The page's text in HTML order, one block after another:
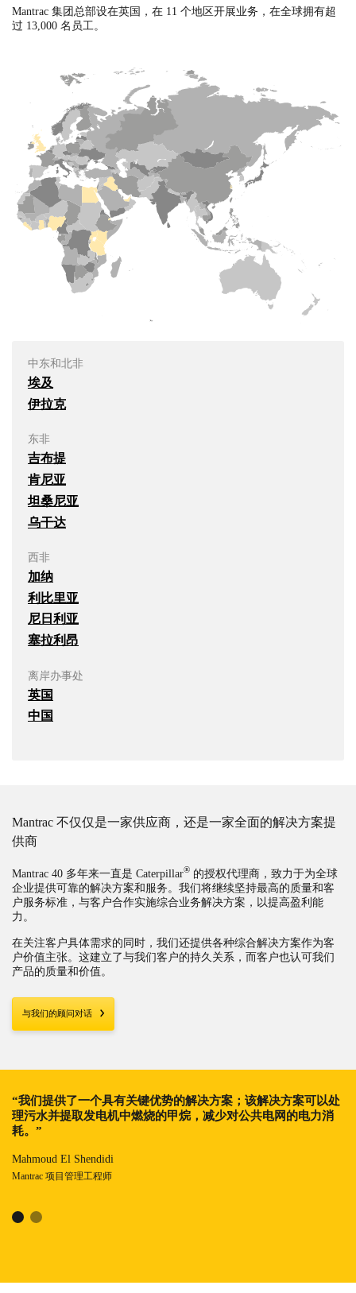
Mantrac 集团总部设在英国，在 11 个地区开展业务，在全球拥有超
过 13,000 名员工。
中东和北非
埃及
伊拉克
东非
吉布提
肯尼亚
坦桑尼亚
乌干达
西非
加纳
利比里亚
尼日利亚
塞拉利昂
离岸办事处
英国
中国
Mantrac 不仅仅是一家供应商，还是一家全面的解决方案提
供商
Mantrac 40 多年来一直是 Caterpillar® 的授权代理商，致力于为全球
企业提供可靠的解决方案和服务。我们将继续坚持最高的质量和客
户服务标准，与客户合作实施综合业务解决方案，以提高盈利能
力。
在关注客户具体需求的同时，我们还提供各种综合解决方案作为客
户价值主张。这建立了与我们客户的持久关系，而客户也认可我们
产品的质量和价值。
与我们的顾问对话
“我们提供了一个具有关键优势的解决方案；该解决方案可以处
理污水并提取发电机中燃烧的甲烷，减少对公共电网的电力消
耗。”
Mahmoud El Shendidi
Mantrac 项目管理工程师
“我们提供各种高效系统，它们可以平稳运行数千小时，而且维
护成本较低。许多竞争对手都无法做到这一点。”
Mantrac 集团燃气部经理